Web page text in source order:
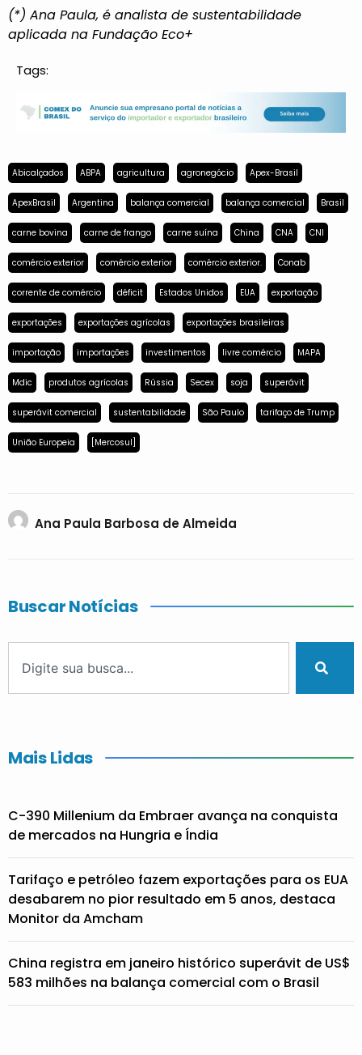
(*) Ana Paula, é analista de sustentabilidade
aplicada na Fundação Eco+
Tags:
Abicalçados ABPA agricultura agronegócio Apex-Brasil
ApexBrasil Argentina balança comercial balança comercial Brasil
carne bovina carne de frango carne suína China CNA CNI
comércio exterior comércio exterior comércio exterior. Conab
corrente de comércio déficit Estados Unidos EUA exportação
exportações exportações agrícolas exportações brasileiras
importação importações investimentos livre comércio MAPA
Mdic produtos agrícolas Rússia Secex soja superávit
superávit comercial sustentabilidade São Paulo tarifaço de Trump
União Europeia [Mercosul]
Ana Paula Barbosa de Almeida
Buscar Notícias
Mais Lidas
C-390 Millenium da Embraer avança na conquista
de mercados na Hungria e Índia
Tarifaço e petróleo fazem exportações para os EUA
desabarem no pior resultado em 5 anos, destaca
Monitor da Amcham
China registra em janeiro histórico superávit de US$
583 milhões na balança comercial com o Brasil